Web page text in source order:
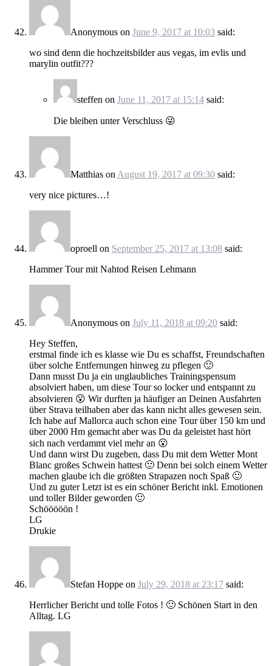
Anonymous on June 9, 2017 at 10:03 said:
wo sind denn die hochzeitsbilder aus vegas, im evlis und
marylin outfit???
steffen on June 11, 2017 at 15:14 said:
Die bleiben unter Verschluss 😜
Matthias on August 19, 2017 at 09:30 said:
very nice pictures…!
oproell on September 25, 2017 at 13:08 said:
Hammer Tour mit Nahtod Reisen Lehmann
Anonymous on July 11, 2018 at 09:20 said:
Hey Steffen,
erstmal finde ich es klasse wie Du es schaffst, Freundschaften
über solche Entfernungen hinweg zu pflegen 🙂
Dann musst Du ja ein unglaubliches Trainingspensum
absolviert haben, um diese Tour so locker und entspannt zu
absolvieren 😮 Wir durften ja häufiger an Deinen Ausfahrten
über Strava teilhaben aber das kann nicht alles gewesen sein.
Ich habe auf Mallorca auch schon eine Tour über 150 km und
über 2000 Hm gemacht aber was Du da geleistet hast hört
sich nach verdammt viel mehr an 😮
Und dann wirst Du zugeben, dass Du mit dem Wetter Mont
Blanc großes Schwein hattest 🙂 Denn bei solch einem Wetter
machen glaube ich die größten Strapazen noch Spaß 🙂
Und zu guter Letzt ist es ein schöner Bericht inkl. Emotionen
und toller Bilder geworden 🙂
Schööööön !
LG
Drukie
Stefan Hoppe on July 29, 2018 at 23:17 said:
Herrlicher Bericht und tolle Fotos ! 🙂 Schönen Start in den
Alltag. LG